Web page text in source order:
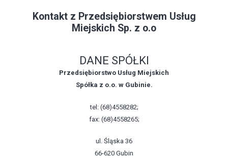
Kontakt z Przedsiębiorstwem Usług
Miejskich Sp. z o.o
DANE SPÓŁKI
Przedsiębiorstwo Usług Miejskich
Spółka z o.o. w Gubinie.
tel: (68)4558282;
fax: (68)4558265;
ul. Śląska 36
66-620 Gubin